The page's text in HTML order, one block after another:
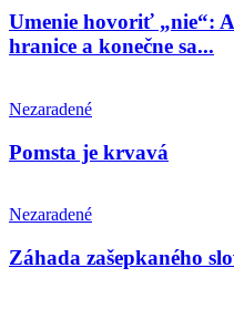
Umenie hovoriť „nie“:
hranice a konečne sa...
Nezaradené
Pomsta je krvavá
Nezaradené
Záhada zašepkaného